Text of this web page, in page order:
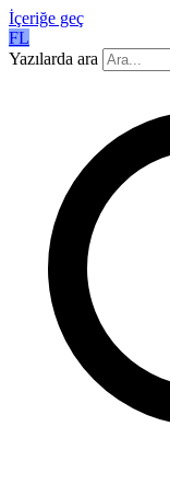
İçeriğe geç
FL
Yazılarda ara